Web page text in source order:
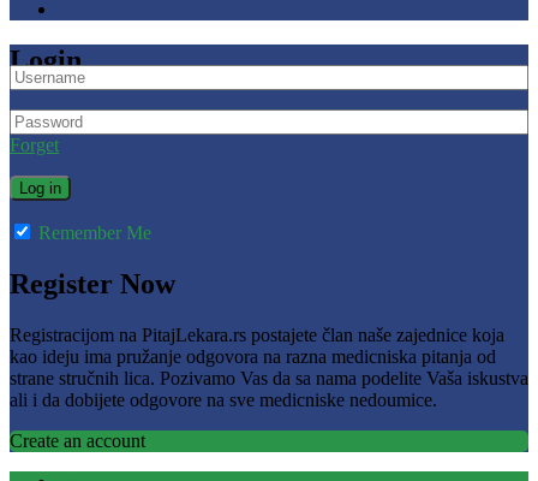
Login
Forget
Remember Me
Register Now
Registracijom na PitajLekara.rs postajete član naše zajednice koja
kao ideju ima pružanje odgovora na razna medicniska pitanja od
strane stručnih lica. Pozivamo Vas da sa nama podelite Vaša iskustva
ali i da dobijete odgovore na sve medicniske nedoumice.
Create an account